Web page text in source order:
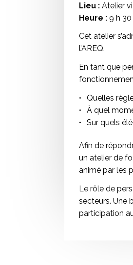
Lieu : Atelier
Heure : 9 h 30
Cet atelier
l’AREQ.
En tant que
Quelles
À quel
Sur quels
Afin de
un atelier de
animé par les
Le rôle de
secteurs. Une
participation